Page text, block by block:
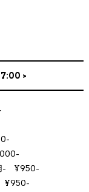
>
用- ¥950-
¥950-